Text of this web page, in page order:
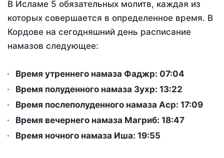
В Исламе 5 обязательных молитв, каждая из
которых совершается в определенное время. В
Кордове на сегодняшний день расписание
намазов следующее:
Время утреннего намаза Фаджр: 07:04
Время полуденного намаза Зухр: 13:22
Время послеполуденного намаза Аср: 17:09
Время вечернего намаза Магриб: 18:47
Время ночного намаза Иша: 19:55